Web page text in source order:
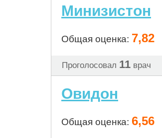
Минизистон
Общая оценка: 7,82
Проголосовал 11 врач
Овидон
Общая оценка: 6,56